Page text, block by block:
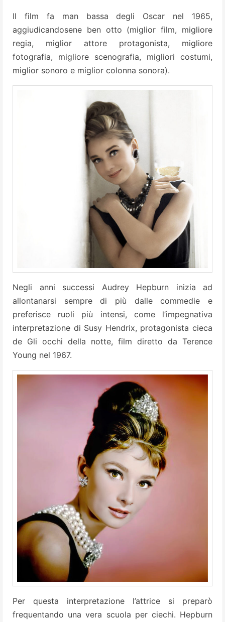
Il film fa man bassa degli Oscar nel 1965,
aggiudicandosene ben otto (miglior film, migliore
regia, miglior attore protagonista, migliore
fotografia, migliore scenografia, migliori costumi,
miglior sonoro e miglior colonna sonora).
Negli anni successi Audrey Hepburn inizia ad
allontanarsi sempre di più dalle commedie e
preferisce ruoli più intensi, come l’impegnativa
interpretazione di Susy Hendrix, protagonista cieca
de Gli occhi della notte, film diretto da Terence
Young nel 1967.
Per questa interpretazione l’attrice si preparò
frequentando una vera scuola per ciechi. Hepburn